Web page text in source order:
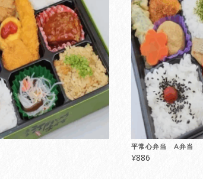
平常心弁当 A弁当
¥886